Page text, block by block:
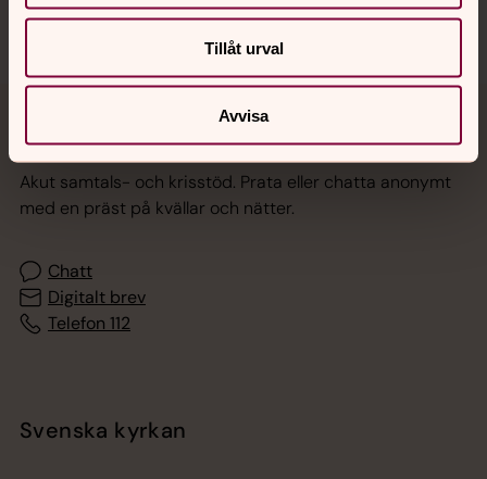
Tillåt urval
Avvisa
Jourhavande präst
Akut samtals- och krisstöd. Prata eller chatta anonymt
med en präst på kvällar och nätter.
Chatt
Digitalt brev
Telefon 112
Svenska kyrkan